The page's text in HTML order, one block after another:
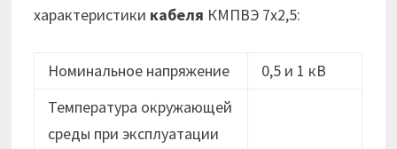
характеристики кабеля КМПВЭ 7х2,5:
Номинальное напряжение
0,5 и 1 кВ
Температура окружающей
среды при эксплуатации